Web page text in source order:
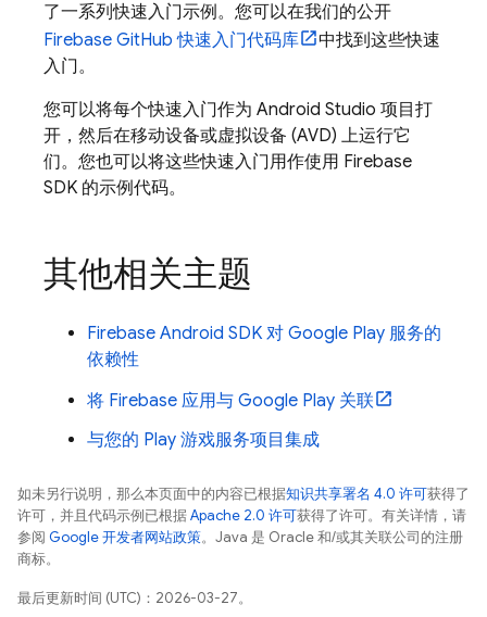
了一系列快速入门示例。您可以在我们的公开
Firebase GitHub 快速入门代码库
中找到这些快速
入门。
您可以将每个快速入门作为 Android Studio 项目打
开，然后在移动设备或虚拟设备 (AVD) 上运行它
们。您也可以将这些快速入门用作使用 Firebase
SDK 的示例代码。
其他相关主题
Firebase Android SDK 对 Google Play 服务的
依赖性
将 Firebase 应用与 Google Play 关联
与您的 Play 游戏服务项目集成
如未另行说明，那么本页面中的内容已根据知识共享署名 4.0 许可获得了
许可，并且代码示例已根据Apache 2.0 许可获得了许可。有关详情，请
参阅 Google 开发者网站政策。Java 是 Oracle 和/或其关联公司的注册
商标。
最后更新时间 (UTC)：2026-03-27。